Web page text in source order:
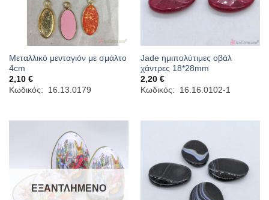
Μεταλλικό μενταγιόν με σμάλτο
4cm
2,10 €
Κωδικός: 16.13.0179
Jade ημιπολύτιμες οβάλ
χάντρες 18*28mm
2,20 €
Κωδικός: 16.16.0102-1
ΕΞΑΝΤΛΗΜΈΝΟ